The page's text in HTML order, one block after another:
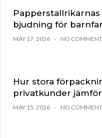
bjudning för
MAY 17, 2026 NO
Hur stora
privatkunder
MAY 15, 2026 NO